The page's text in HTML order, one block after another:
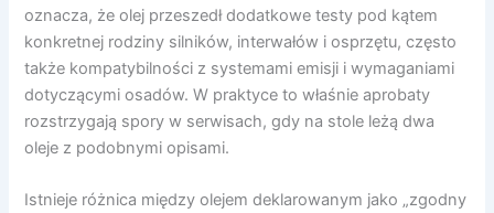
oznacza, że olej przeszedł dodatkowe testy pod kątem
konkretnej rodziny silników, interwałów i osprzętu, często
także kompatybilności z systemami emisji i wymaganiami
dotyczącymi osadów. W praktyce to właśnie aprobaty
rozstrzygają spory w serwisach, gdy na stole leżą dwa
oleje z podobnymi opisami.
Istnieje różnica między olejem deklarowanym jako „zgodny